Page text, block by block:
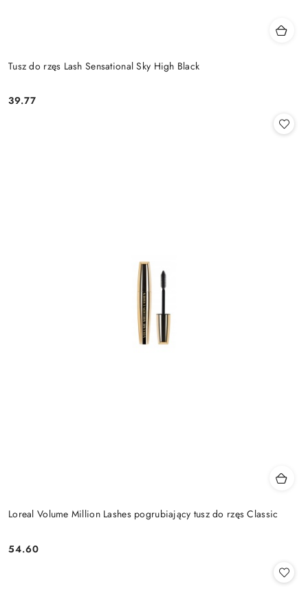
Tusz do rzęs Lash Sensational Sky High Black
Cena:
39.77
Loreal Volume Million Lashes pogrubiający tusz do rzęs Classic
Cena:
54.60